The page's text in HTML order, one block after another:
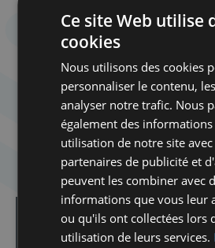
PAF : Membres : 10 euros, non-
ATTENTION : A payer
versement bancaire sur le
la Culture Juive
IBAN : BE20 7320 6480 6256
Communication: Woluwé et les
Dans la même catégorie
Dibook | Les élections en Israël
Ce site Web utilise
cookies
Nous utilisons des cookies
personnaliser le contenu,
analyser notre trafic. Nous
également des
utilisation de notre site
partenaires de publicité et
peuvent les combiner avec
informations que vous leur
ou qu'ils ont collectées lors
utilisation de leurs services.